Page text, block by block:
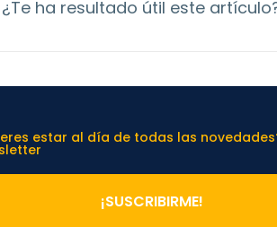
¿Te ha resultado útil este
estar al día de todas las
¡SUSCRIBIRME!